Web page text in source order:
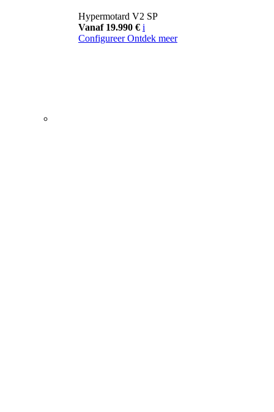
Hypermotard V2 SP
Vanaf 19.990 € i
Configureer Ontdek meer